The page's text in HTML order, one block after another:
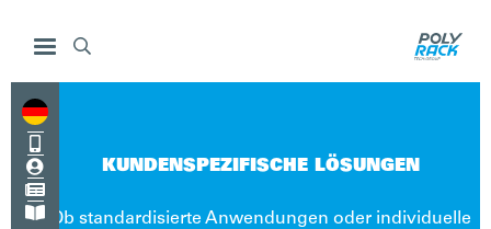




KUNDENSPEZIFISCHE LÖSUNGEN
Ob standardisierte Anwendungen oder individuelle